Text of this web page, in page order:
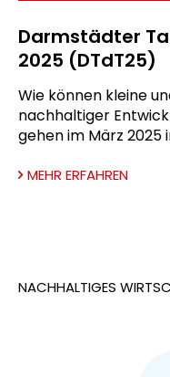
Darmstädter
2025 (DTdT25)
Wie können kleine
nachhaltiger
gehen im März 2025
MEHR ERFAHREN
NACHHALTIGES